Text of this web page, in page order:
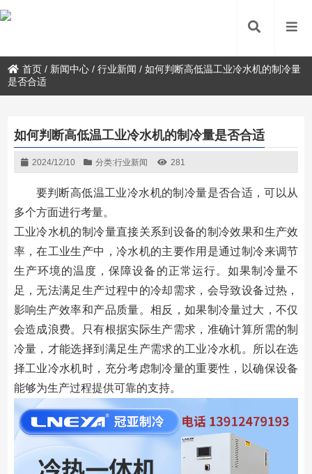
首页 / 新闻中心 /行业新闻 /如何判断高低温工业冷水机的制冷量
是否合适
如何判断高低温工业冷水机的制冷量是否合适
2024/12/10 分类:行业新闻 281
要判断高低温工业冷水机的制冷量是否合适，可以从
多个方面进行考量。
工业冷水机的制冷量直接关系到设备的制冷效果和生产效
率，在工业生产中，冷水机的主要作用是通过制冷来调节
生产环境的温度，保障设备的正常运行。如果制冷量不
足，无法满足生产过程中的冷却需求，会导致设备过热，
影响生产效率和产品质量。相反，如果制冷量过大，不仅
会造成浪费。只有根据实际生产需求，准确计算所需的制
冷量，才能选择到满足生产需求的工业冷水机。所以在选
择工业冷水机时，充分考虑制冷量的重要性，以确保设备
能够为生产过程提供可靠的支持。